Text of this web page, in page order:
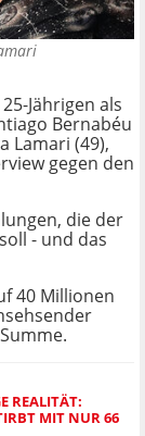
Jährigen als
Bernabéu
Lamari (49),
gegen den
die der
- und das
40 Millionen
REALITÄT:
MIT NUR 66